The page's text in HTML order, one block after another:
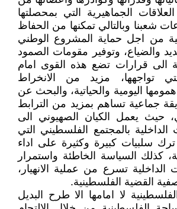
الجماهيرية التي بمحصلتها
شعبنا وبالتالي تمكنها من الحفاظ
من اجل حماية المشروع الوطني
والضياع، وتوفير مقومات الصمود
الى قرارات تضع هذه القوى امام
تواجهها، مزيد من الانخراط
اليومية والحياتية، والبحث عن
جماعية تساهم بمزيد من الترابط
حيث يعمل الكيان الصهيوني الى
بالمجتمع الفلسطيني التي
ترك سلبيات كبيرة وكثيرة على اداء
كذلك السياسة الخاطئة واستمرار
الداخلية تسرع من عملية الانهيار،
القضية الفلسطينية.
لا امامها الا طرح البديل